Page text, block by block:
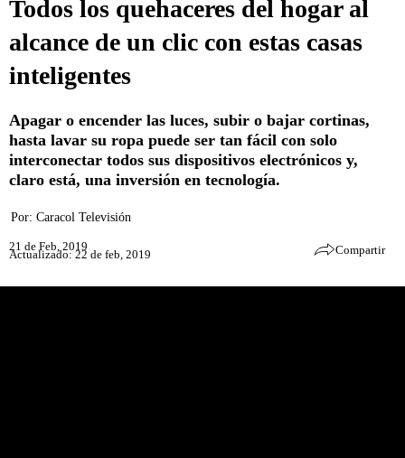
Todos los quehaceres del hogar al
alcance de un clic con estas casas
inteligentes
Apagar o encender las luces, subir o bajar cortinas,
hasta lavar su ropa puede ser tan fácil con solo
interconectar todos sus dispositivos electrónicos y,
claro está, una inversión en tecnología.
Por: Caracol Televisión
21 de Feb, 2019
Actualizado: 22 de feb, 2019 Compartir